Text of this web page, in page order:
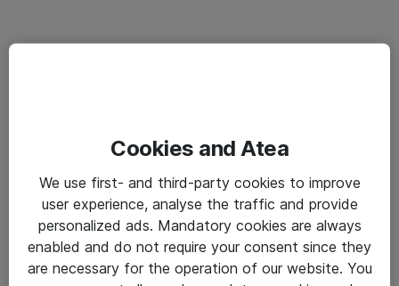
Cookies and Atea
We use first- and third-party cookies to improve
user experience, analyse the traffic and provide
personalized ads. Mandatory cookies are always
enabled and do not require your consent since they
are necessary for the operation of our website. You